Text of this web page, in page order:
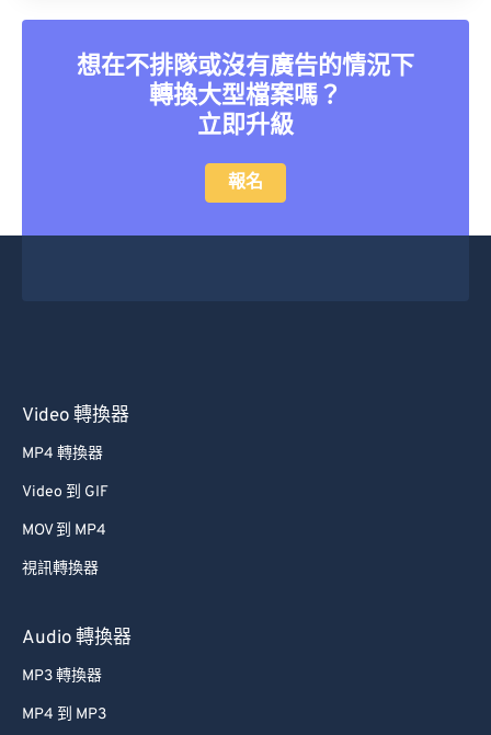
想在不排隊或沒有廣告的情況下
轉換大型檔案嗎？
立即升級
報名
Video 轉換器
MP4 轉換器
Video 到 GIF
MOV 到 MP4
視訊轉換器
Audio 轉換器
MP3 轉換器
MP4 到 MP3